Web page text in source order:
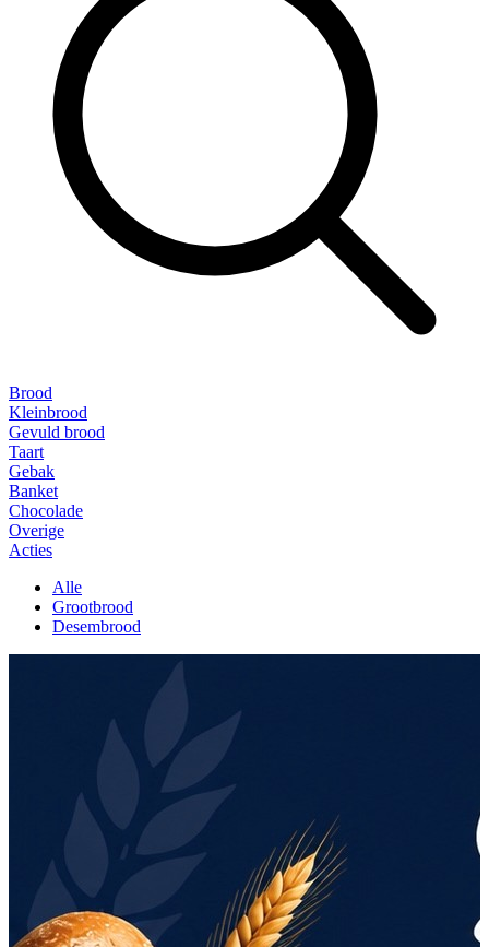
Brood
Kleinbrood
Gevuld brood
Taart
Gebak
Banket
Chocolade
Overige
Acties
Alle
Grootbrood
Desembrood